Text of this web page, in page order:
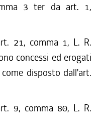
3 ter da art. 1,
21, comma 1, L. R.
concessi ed erogati
disposto dall'art.
9, comma 80, L. R.